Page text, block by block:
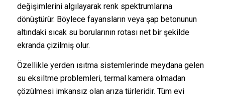
değişimlerini algılayarak renk spektrumlarına
dönüştürür. Böylece fayansların veya şap betonunun
altındaki sıcak su borularının rotası net bir şekilde
ekranda çizilmiş olur.
Özellikle yerden ısıtma sistemlerinde meydana gelen
su eksiltme problemleri, termal kamera olmadan
çözülmesi imkansız olan arıza türleridir. Tüm evi